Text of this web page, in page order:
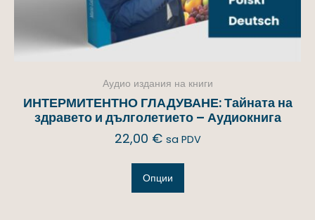
Аудио издания на книги
ИНТЕРМИТЕНТНО ГЛАДУВАНЕ: Тайната на
здравето и дълголетието – Аудиокнига
22,00 € sa PDV
Опции